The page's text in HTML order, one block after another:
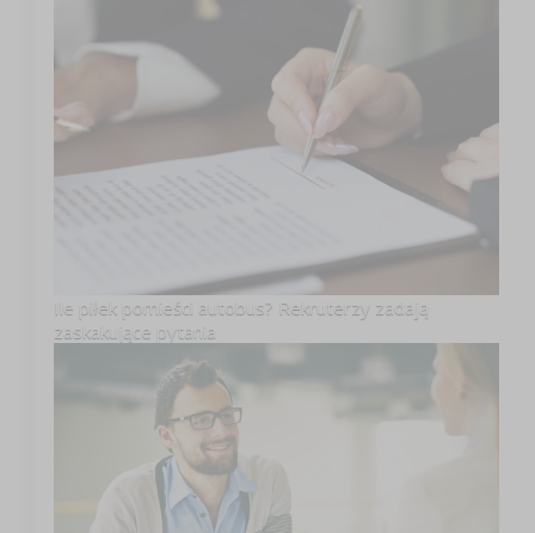
Ile piłek pomieści autobus? Rekruterzy zadają
zaskakujące pytania